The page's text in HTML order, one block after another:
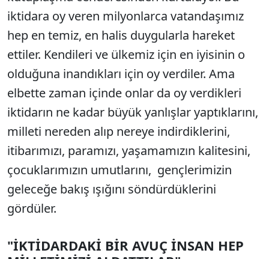
iktidara oy veren milyonlarca vatandaşımız
hep en temiz, en halis duygularla hareket
ettiler. Kendileri ve ülkemiz için en iyisinin o
olduğuna inandıkları için oy verdiler. Ama
elbette zaman içinde onlar da oy verdikleri
iktidarın ne kadar büyük yanlışlar yaptıklarını,
milleti nereden alıp nereye indirdiklerini,
itibarımızı, paramızı, yaşamamızın kalitesini,
çocuklarımızın umutlarını, gençlerimizin
geleceğe bakış ışığını söndürdüklerini
gördüler.
"İKTİDARDAKİ BİR AVUÇ İNSAN HEP